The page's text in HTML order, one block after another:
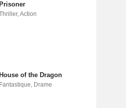
Prisoner
,Action
House of the Dragon
Fantastique, Drame